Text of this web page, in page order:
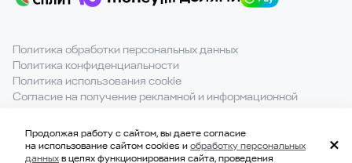
Политика обработки персональных данных
Политика конфиденциальности
Политика использования cookie
Согласие на получение рекламной и информационной
При полном или частичном использовании материалов с
сайта ссылка на источник обязательна.
Продолжая работу с сайтом, вы даете согласие
на использование сайтом cookies иобработку персональных
данныхв целях функционирования сайта, проведения